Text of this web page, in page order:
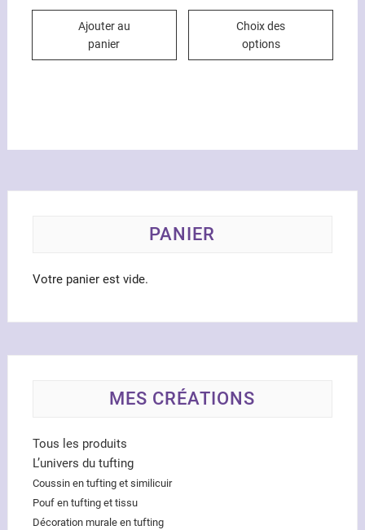
Ajouter au
panier
Choix des
options
PANIER
Votre panier est vide.
MES CRÉATIONS
Tous les produits
L’univers du tufting
Coussin en tufting et similicuir
Pouf en tufting et tissu
Décoration murale en tufting